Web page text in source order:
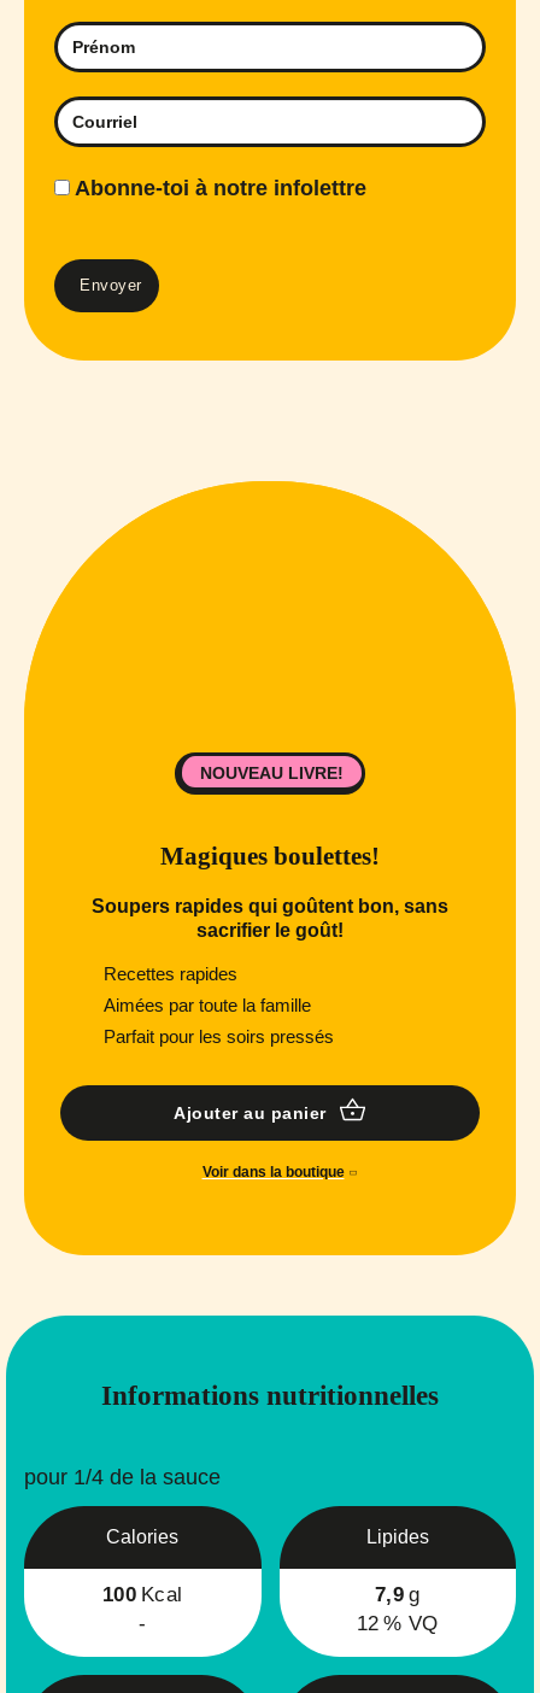
Abonne-toi à notre infolettre
Magiques boulettes!
Soupers rapides qui goûtent bon, sans
sacrifier le goût!
Recettes rapides
Aimées par toute la famille
Parfait pour les soirs pressés
Ajouter au panier
Voir dans la boutique
NOUVEAU LIVRE!
Informations nutritionnelles
pour 1/4 de la sauce
Calories
100 Kcal
-
Lipides
7,9 g
12 % VQ